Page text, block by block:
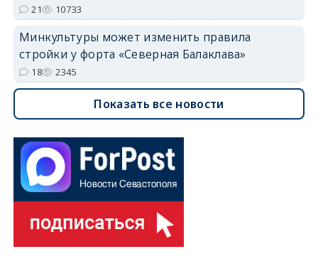
21 10733
Минкультуры может изменить правила
стройки у форта «Северная Балаклава»
18 2345
Показать все новости